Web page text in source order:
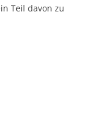
Teil davon zu